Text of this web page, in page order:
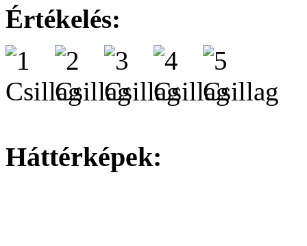
Értékelés:
Háttérképek: